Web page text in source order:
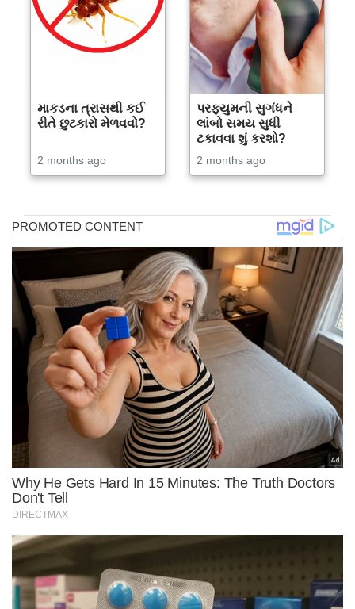
માકડના ત્રાસથી કઈ
રીતે છુટકારો મેળવવો?
2 months ago
પરફ્યુમની સુગંધને
લાંબો સમય સુધી
ટકાવવા શું કરશો?
2 months ago